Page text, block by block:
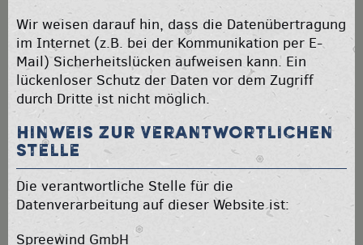
Wir weisen darauf hin, dass die Datenübertragung
im Internet (z.B. bei der Kommunikation per E-
Mail) Sicherheitslücken aufweisen kann. Ein
lückenloser Schutz der Daten vor dem Zugriff
durch Dritte ist nicht möglich.
Hinweis zur verantwortlichen
Stelle
Die verantwortliche Stelle für die
Datenverarbeitung auf dieser Website ist:
Spreewind GmbH